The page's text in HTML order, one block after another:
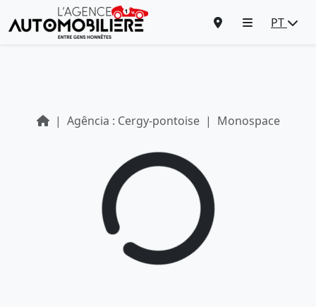
PT
Agência : Cergy-pontoise Monospace